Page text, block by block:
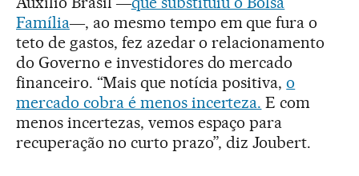
Família―, ao mesmo tempo em que fura o
teto de gastos, fez azedar o relacionamento
do Governo e investidores do mercado
financeiro. “Mais que notícia positiva,o
mercado cobra é menos incerteza. E com
menos incertezas, vemos espaço para
recuperação no curto prazo”, diz Joubert.